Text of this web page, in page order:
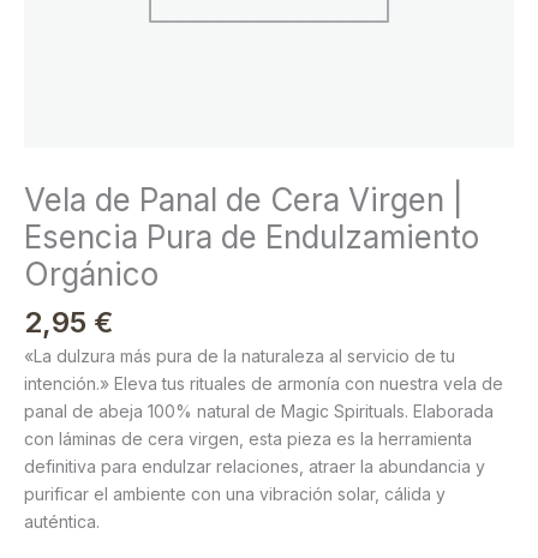
Vela de Panal de Cera Virgen |
Esencia Pura de Endulzamiento
Orgánico
2,95 €
«La dulzura más pura de la naturaleza al servicio de tu
intención.» Eleva tus rituales de armonía con nuestra vela de
panal de abeja 100% natural de Magic Spirituals. Elaborada
con láminas de cera virgen, esta pieza es la herramienta
definitiva para endulzar relaciones, atraer la abundancia y
purificar el ambiente con una vibración solar, cálida y
auténtica.